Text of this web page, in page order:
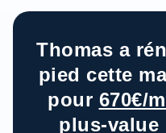
Thomas a
pied cette
pour 670€/
plus-